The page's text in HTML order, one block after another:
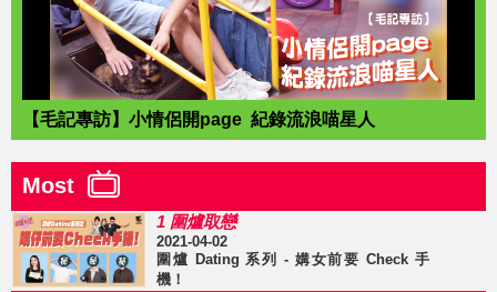
【毛記專訪】小情侶開page 紀錄流浪喵星人
Most
1 圍爐取戀
2021-04-02
圍爐 Dating 系列 - 媾女前要 Check 手
機！